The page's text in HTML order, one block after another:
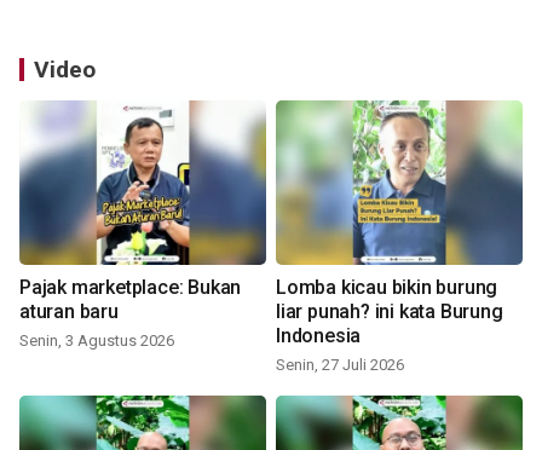
Video
Pajak marketplace: Bukan
aturan baru
Senin, 3 Agustus 2026
Lomba kicau bikin burung
liar punah? ini kata Burung
Indonesia
Senin, 27 Juli 2026